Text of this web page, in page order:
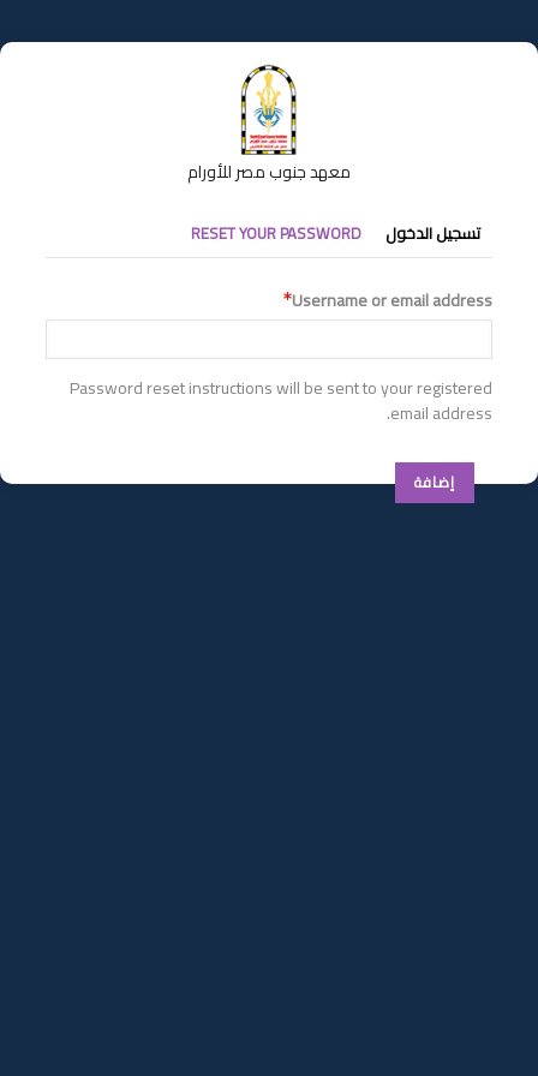
إلى
المحتوى
معهد جنوب مصر للأورام
التبويبات
الأساسية
تسجيل الدخول RESET YOUR PASSWORD
Username or email address
Password reset instructions will be sent to your registered
email address.